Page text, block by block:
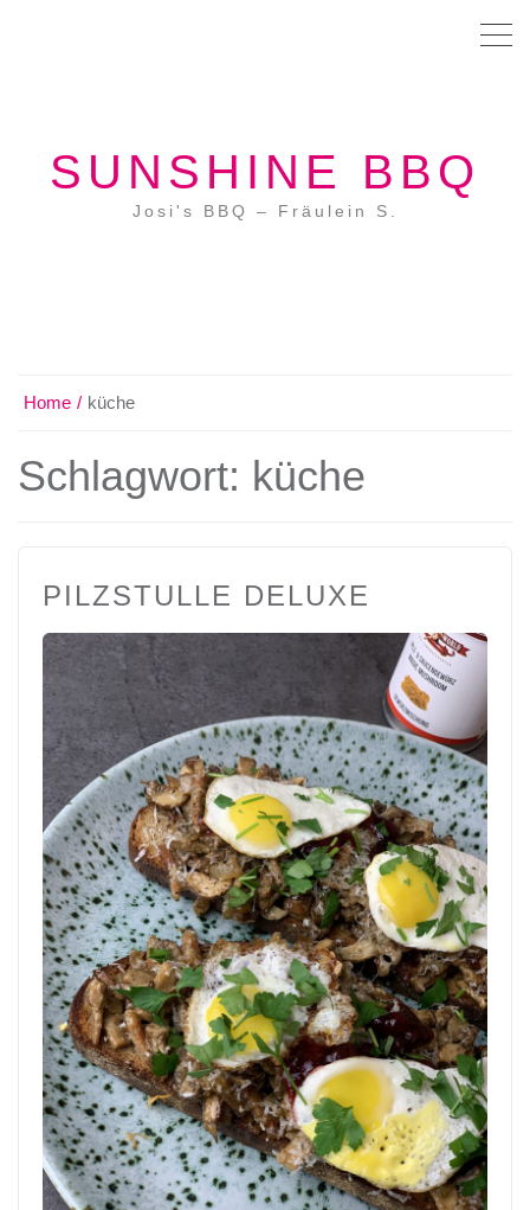
SUNSHINE BBQ
Josi's BBQ – Fräulein S.
Home küche
Schlagwort: küche
PILZSTULLE DELUXE